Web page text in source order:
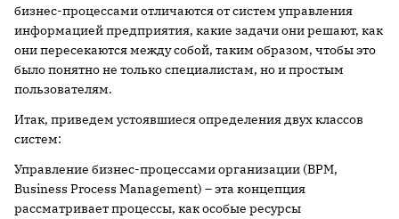
бизнес-процессами отличаются от систем управления
информацией предприятия, какие задачи они решают, как
они пересекаются между собой, таким образом, чтобы это
было понятно не только специалистам, но и простым
пользователям.
Итак, приведем устоявшиеся определения двух классов
систем:
Управление бизнес-процессами организации (BPM,
Business Process Management) – эта концепция
рассматривает процессы, как особые ресурсы